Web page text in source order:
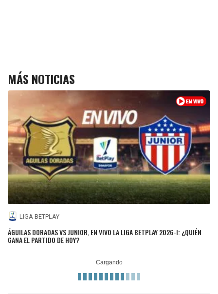
MÁS NOTICIAS
LIGA BETPLAY
ÁGUILAS DORADAS VS JUNIOR, EN VIVO LA LIGA BETPLAY 2026-I: ¿QUIÉN
GANA EL PARTIDO DE HOY?